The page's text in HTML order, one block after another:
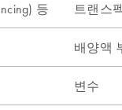
등 트랜스
배양액
변수